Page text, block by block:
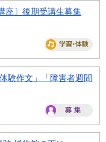
座〕後期受講生募集
験作文」「障害者週間